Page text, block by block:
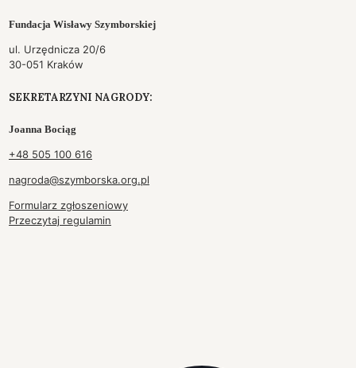
Fundacja Wisławy Szymborskiej
ul. Urzędnicza 20/6
30-051 Kraków
SEKRETARZYNI NAGRODY:
Joanna Bociąg
+48 505 100 616
nagroda@szymborska.org.pl
Formularz zgłoszeniowy
Przeczytaj regulamin